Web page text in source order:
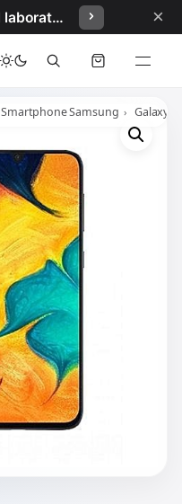
Chiusura Estiva - Il laboratorio resterà chiuso per ferie dal 29/06/2026 al 05/07/2026 compresi. ×
Smartphone Samsung Galaxy A